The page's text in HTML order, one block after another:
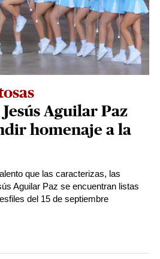
Aguilar Paz
homenaje a la
que las caracterizas, las
Aguilar Paz se encuentran listas
del 15 de septiembre